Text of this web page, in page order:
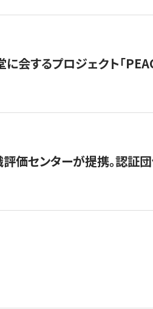
会するプロジェクト「
価センターが提携。認証